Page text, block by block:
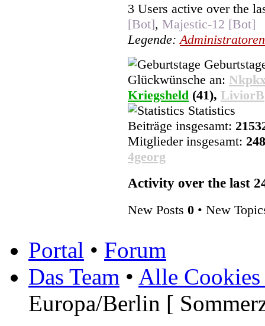
Marcel
02.01.2024, 10:57
frohes und gesundes neues
Wicked
01.01.2024, 10:24
ich wünsche euch allen frohe
feiertage
Wicked
25.12.2023, 13:09
Frohe Weihnachten
Marcel
Privat kann ihn von uns
Pozilei
26.09.2023, 09:19
Letze Anmeldung von Wiz
mir da schon lange Sorgen
3 Users active over the
[Bot], Majestic-12 [Bot]
Legende: Administratoren
Glückwünsche an:
Kriegsheld (41), LiviorB
Statistics
Beiträge insgesamt:
Mitglieder insgesamt:
4georg
Activity over the last
New Posts 0 • New
Portal • Forum
Das Team • Alle Cookies
Europa/Berlin [